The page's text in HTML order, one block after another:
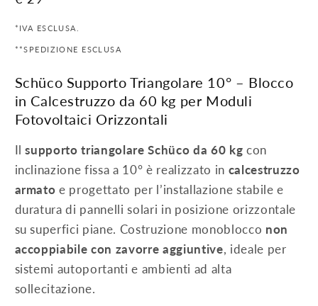
listino
*IVA ESCLUSA.
**SPEDIZIONE ESCLUSA
Schüco Supporto Triangolare 10° – Blocco
in Calcestruzzo da 60 kg per Moduli
Fotovoltaici Orizzontali
Ilsupporto triangolare Schüco da 60 kg con
inclinazione fissa a 10° è realizzato in calcestruzzo
armato e progettato per l’installazione stabile e
duratura di pannelli solari in posizione orizzontale
su superfici piane. Costruzione monoblocco non
accoppiabile con zavorre aggiuntive, ideale per
sistemi autoportanti e ambienti ad alta
sollecitazione.